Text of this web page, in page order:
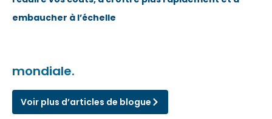
embaucher à l’échelle
mondiale.
Voir plus d’articles de blogue